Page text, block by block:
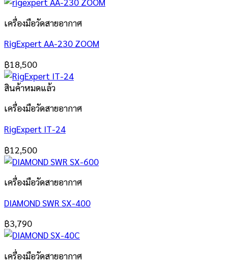
เครื่องมือวัดสายอากาศ
RigExpert AA-230 ZOOM
฿18,500
สินค้าหมดแล้ว
เครื่องมือวัดสายอากาศ
RigExpert IT-24
฿12,500
เครื่องมือวัดสายอากาศ
DIAMOND SWR SX-400
฿3,790
เครื่องมือวัดสายอากาศ